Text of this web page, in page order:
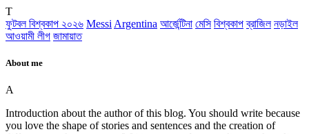
T
ফুটবল বিশ্বকাপ ২০২৬ Messi Argentina আর্জেন্টিনা মেসি বিশ্বকাপ ব্রাজিল নড়াইল
আওয়ামী লীগ জামায়াত
About me
A
Introduction about the author of this blog. You should write because
you love the shape of stories and sentences and the creation of